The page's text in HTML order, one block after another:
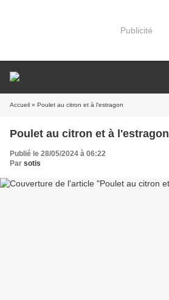
Publicité
Accueil » Poulet au citron et à l'estragon
Poulet au citron et à l'estragon
Publié le 28/05/2024 à 06:22
Par sotis